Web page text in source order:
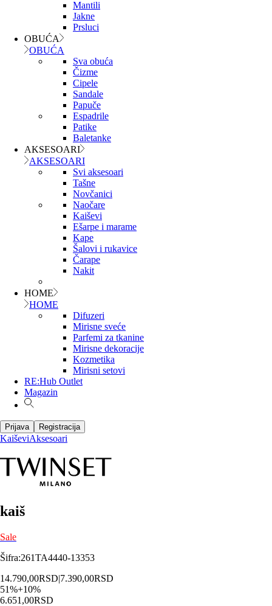
Mantili
Jakne
Prsluci
OBUĆA
OBUĆA
Sva obuća
Čizme
Cipele
Sandale
Papuče
Espadrile
Patike
Baletanke
AKSESOARI
AKSESOARI
Svi aksesoari
Tašne
Novčanici
Naočare
Kaiševi
Ešarpe i marame
Kape
Šalovi i rukavice
Čarape
Nakit
HOME
HOME
Difuzeri
Mirisne sveće
Parfemi za tkanine
Mirisne dekoracije
Kozmetika
Mirisni setovi
RE:Hub Outlet
Magazin
Prijava Registracija
KaiševiAksesoari
kaiš
Sale
Šifra:261TA4440-13353
14.790,00RSD|7.390,00RSD
51%+10%
6.651,00RSD